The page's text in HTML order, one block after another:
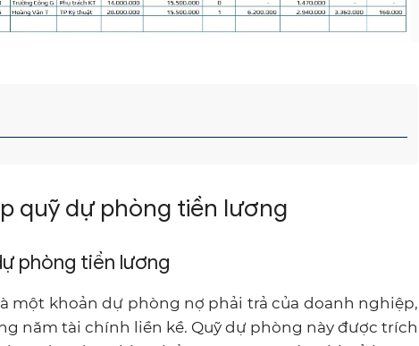
quỹ dự phòng tiền lương
phòng tiền lương
một khoản dự phòng nợ phải trả của doanh nghiệp,
năm tài chính liền kề. Quỹ dự phòng này được trích